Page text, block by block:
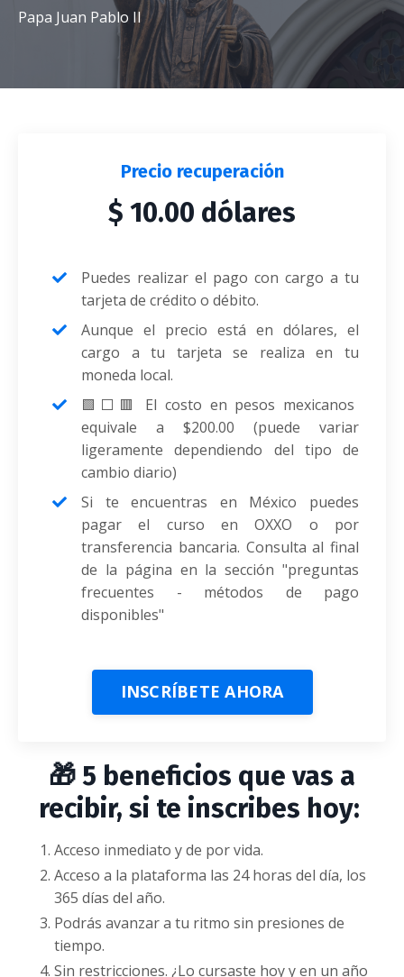
Papa Juan Pablo II
Precio recuperación
$ 10.00 dólares
Puedes realizar el pago con cargo a tu
tarjeta de crédito o débito.
Aunque el precio está en dólares, el
cargo a tu tarjeta se realiza en tu
moneda local.
🟩⬜🟥
El costo en pesos mexicanos
equivale a $200.00
(puede variar
ligeramente dependiendo del tipo de
cambio diario)
Si te encuentras en México puedes
pagar el curso en OXXO o por
transferencia bancaria. Consulta al final
de la página en la sección "preguntas
frecuentes - métodos de pago
disponibles"
INSCRÍBETE AHORA
🎁 5 beneficios que vas a
recibir, si te inscribes hoy:
Acceso inmediato y de por vida.
Acceso a la plataforma las 24 horas del día, los
365 días del año.
Podrás avanzar a tu ritmo sin presiones de
tiempo.
Sin restricciones. ¿Lo cursaste hoy y en un año